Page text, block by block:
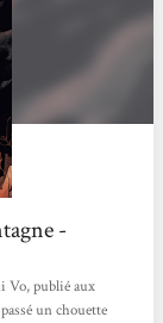
-
Vo, publié aux
un chouette